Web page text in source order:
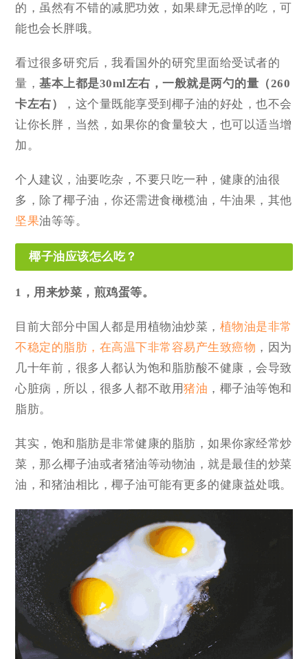
的，虽然有不错的减肥功效，如果肆无忌惮的吃，可
能也会长胖哦。
看过很多研究后，我看国外的研究里面给受试者的
量，基本上都是30ml左右，一般就是两勺的量（260
卡左右）
，这个量既能享受到椰子油的好处，也不会
让你长胖，当然，如果你的食量较大，也可以适当增
加。
个人建议，油要吃杂，不要只吃一种，健康的油很
多，除了椰子油，你还需进食橄榄油，牛油果，其他
坚果油等等。
椰子油应该怎么吃？
1，用来炒菜，煎鸡蛋等。
目前大部分中国人都是用植物油炒菜， 植物油是非常
不稳定的脂肪，在高温下非常容易产生致癌物 ，因为
几十年前，很多人都认为饱和脂肪酸不健康，会导致
心脏病，所以，很多人都不敢用猪油 ，椰子油等饱和
脂肪。
其实，饱和脂肪是非常健康的脂肪，如果你家经常炒
菜，那么椰子油或者猪油等动物油，就是最佳的炒菜
油，和猪油相比，椰子油可能有更多的健康益处哦。